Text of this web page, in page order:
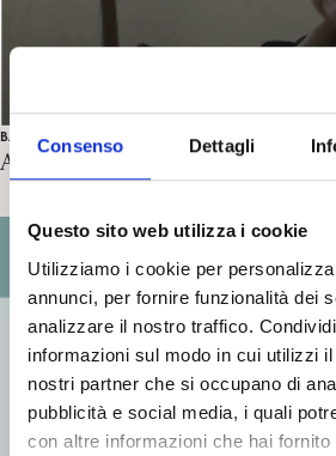
Consenso Dettagli
Questo sito web utilizza i cookie
Utilizziamo i cookie per
annunci, per fornire funzionalità dei
analizzare il nostro traffico.
informazioni sul modo in cui utilizzi
nostri partner che si occupano di
pubblicità e social media, i quali
con altre informazioni che hai fornito
BAMBINI E ADOLESCENTI
Auguri! Gina Ferrara Mori compie